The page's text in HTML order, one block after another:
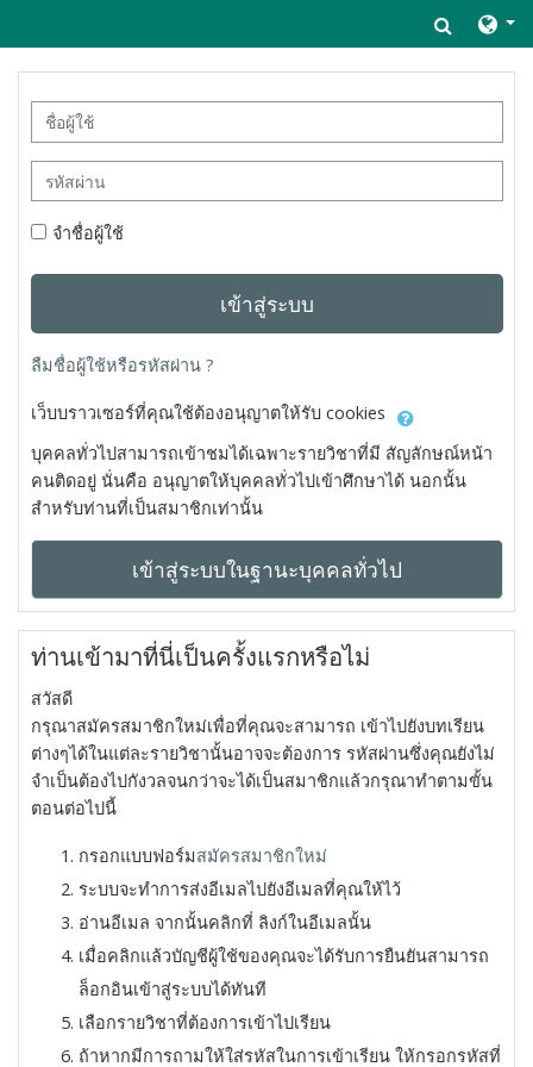
ข้ามไปสร้างบัญชีผู้ใหญ่ใหม่
ชื่อผู้ใช้
รหัสผ่าน
จำชื่อผู้ใช้
เข้าสู่ระบบ
ลืมชื่อผู้ใช้หรือรหัสผ่าน ?
เว็บบราวเซอร์ที่คุณใช้ต้องอนุญาตให้รับ cookies
บุคคลทั่วไปสามารถเข้าชมได้เฉพาะรายวิชาที่มี สัญลักษณ์หน้า
คนติดอยู่ นั่นคือ อนุญาตให้บุคคลทั่วไปเข้าศึกษาได้ นอกนั้น
สำหรับท่านที่เป็นสมาชิกเท่านั้น
เข้าสู่ระบบในฐานะบุคคลทั่วไป
ท่านเข้ามาที่นี่เป็นครั้งแรกหรือไม่
สวัสดี
กรุณาสมัครสมาชิกใหม่เพื่อที่คุณจะสามารถ เข้าไปยังบทเรียน
ต่างๆได้ในแต่ละรายวิชานั้นอาจจะต้องการ รหัสผ่านซึ่งคุณยังไม่
จำเป็นต้องไปกังวลจนกว่าจะได้เป็นสมาชิกแล้วกรุณาทำตามขั้น
ตอนต่อไปนี้
กรอกแบบฟอร์มสมัครสมาชิกใหม่
ระบบจะทำการส่งอีเมลไปยังอีเมลที่คุณให้ไว้
อ่านอีเมล จากนั้นคลิกที่ ลิงก์ในอีเมลนั้น
เมื่อคลิกแล้วบัญชีผู้ใช้ของคุณจะได้รับการยืนยันสามารถ
ล็อกอินเข้าสู่ระบบได้ทันที
เลือกรายวิชาที่ต้องการเข้าไปเรียน
ถ้าหากมีการถามให้ใส่รหัสในการเข้าเรียน ให้กรอกรหัสที่